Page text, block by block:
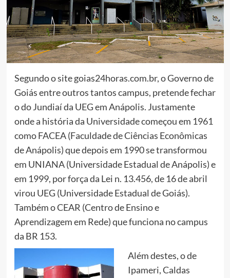
Segundo o site goias24horas.com.br, o Governo de
Goiás entre outros tantos campus, pretende fechar
o do Jundiaí da UEG em Anápolis. Justamente
onde a história da Universidade começou em 1961
como FACEA (Faculdade de Ciências Econômicas
de Anápolis) que depois em 1990 se transformou
em UNIANA (Universidade Estadual de Anápolis) e
em 1999, por força da Lei n. 13.456, de 16 de abril
virou UEG (Universidade Estadual de Goiás).
Também o CEAR (Centro de Ensino e
Aprendizagem em Rede) que funciona no campus
da BR 153.
Além destes, o de
Ipameri, Caldas